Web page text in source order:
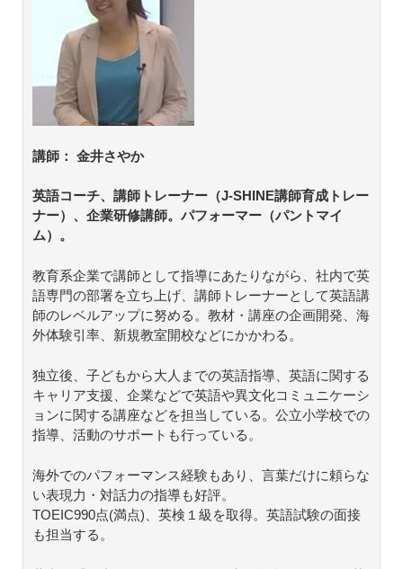
講師： 金井さやか
英語コーチ、講師トレーナー（J-SHINE講師育成トレー
ナー）、企業研修講師。パフォーマー（パントマイ
ム）。
教育系企業で講師として指導にあたりながら、社内で英
語専門の部署を立ち上げ、講師トレーナーとして英語講
師のレベルアップに努める。教材・講座の企画開発、海
外体験引率、新規教室開校などにかかわる。
独立後、子どもから大人までの英語指導、英語に関する
キャリア支援、企業などで英語や異文化コミュニケーシ
ョンに関する講座などを担当している。公立小学校での
指導、活動のサポートも行っている。
海外でのパフォーマンス経験もあり、言葉だけに頼らな
い表現力・対話力の指導も好評。
TOEIC990点(満点)、英検１級を取得。英語試験の面接
も担当する。